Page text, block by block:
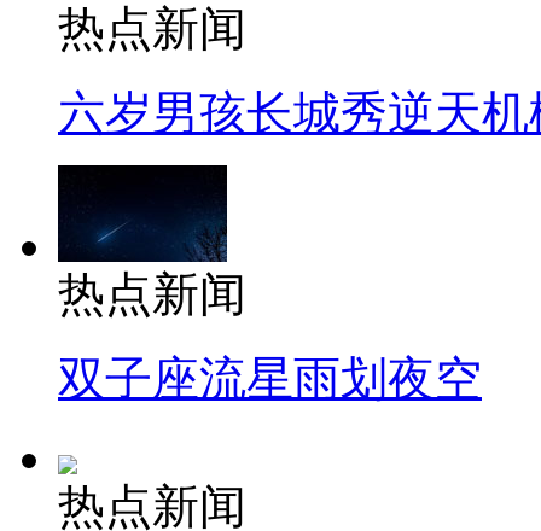
热点新闻
六岁男孩长城秀逆天机
热点新闻
双子座流星雨划夜空
热点新闻